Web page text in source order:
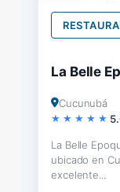
La Belle
Cucunubá
La Belle
ubicado en
excelente...